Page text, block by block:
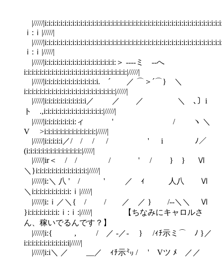
|/////
ｉ:ｉ|/////|
|/////
ｉ:ｉ|/////|
|/////|i:i:i:i:i:i:i:i:i:i:i:i:i:i:i:i:i:i:＞ ----ミ --へ
i:i:i:i:i:i:i:i:i:i:i:i:i:i:i:i:i:i:i:i:i:i:i:i:i:i:|/////|
|/////|i:i:i:i:i:i:i:i:i:i:i:i:i:i. ´ ／ ⌒＞´⌒} ＼
i:i:i:i:i:i:i:i:i:i:i:i:i:i:i:i:i:i:i:i:i:i:i:|/////|
|/////|i:i:i:i:i:i:i:i:i:i:i／ ／ ／ ＼ ､〕i
ト .,i:i:i:i:i:i:i:i:i:i:i:i:i:i:i:|/////|
|/////|i:i:i:i:i:i:i:i:ィ ' / ヽ ＼
V >i:i:i:i:i:i:i:i:i:i:i:i:i:|/////|
|/////|i:i:i:i:i／/ / / / ' i ﾉ／
(i:i:i:i:i:i:i:i:i:i:i:i:i:i:|/////|
|/////|ir＜ / / / ' / } } Ⅵ
＼}i:i:i:i:i:i:i:i:i:i:i:i:i:|/////|
|/////|i:＼ 八 ' / ' ／ ｨ 人八 Ⅵ
＼i:i:i:i:i:i:i:i:i:i:ｉ|/////|
|/////|i:ｉ／＼{ / / ／ ／ } /-‐＼＼ Ⅵ
}i:i:i:i:i:i:i:i:ｉ:ｉ:|/////| 【ちなみにキャロルさ
ん、稼いでるんです？】
|/////|i:{ , / ／ -／- } /ｨﾁ示ミ⌒ ﾉ }／
i:i:i:i:i:i:i:i:i:i:i:i|/////|
|/////|i:i＼ ／ __／ ｨﾁ示㍉ / ' Vツ ﾒ ／／